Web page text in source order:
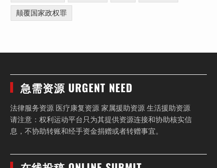
颠覆国家政权罪
急需资源 URGENT NEED
法律服务资源 医疗康复资源 家属援助资源 生活援助资源
请注意：权利运动平台只为其提供资源连接和协助核实信
息，不协助转账和经手资金捐赠或者转赠事宜。